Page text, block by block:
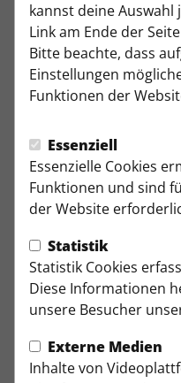
kannst deine
Link am Ende der
Bitte beachte, dass
Einstellungen
Funktionen der
Essenziell
Essenzielle Cookies
Funktionen und sind
der Website
Statistik
Statistik Cookies
Diese Informationen
unsere Besucher
Externe Medien
Inhalte von
Trainer
von 16:00 bis 17:00
Jule-Ludorf